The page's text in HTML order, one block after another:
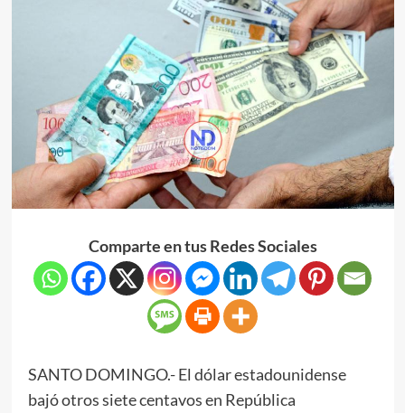
Comparte en tus Redes Sociales
SANTO DOMINGO.- El dólar estadounidense
bajó otros siete centavos en República